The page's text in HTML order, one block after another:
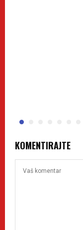
KOMENTIRAJTE